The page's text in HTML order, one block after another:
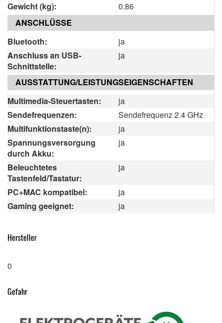
Gewicht (kg):
0.86
ANSCHLÜSSE
Bluetooth:
ja
Anschluss an USB-
Schnittstelle:
ja
AUSSTATTUNG/LEISTUNGSEIGENSCHAFTEN
Multimedia-Steuertasten:
ja
Sendefrequenzen:
Sendefrequenz 2.4 GHz
Multifunktionstaste(n):
ja
Spannungsversorgung
durch Akku:
ja
Beleuchtetes
Tastenfeld/Tastatur:
ja
PC+MAC kompatibel:
ja
Gaming geeignet:
ja
Hersteller
0
Gefahr